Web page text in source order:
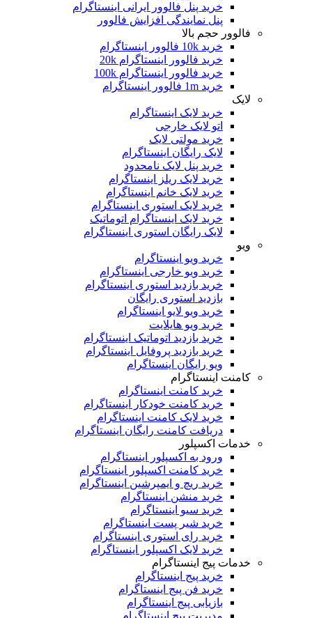
خرید پنل فالوور ایرانی اینستاگرام
پنل نمایندگی افزایش فالوور
فالوور حجم بالا
خرید 10k فالوور اینستاگرام
خرید فالوور اینستاگرام 20k
خرید فالوور اینستاگرام 100k
خرید 1m فالوور اینستاگرام
لایک
خرید لایک اینستاگرام
اتو لایک خارجی
خرید مولتی لایک
لایک رایگان اینستاگرام
خرید پنل لایک نامحدود
خرید لایک ریلز اینستاگرام
خرید لایک خانم اینستاگرام
خرید لایک استوری اینستاگرام
خرید لایک اینستاگرام اتوماتیک
لایک رایگان استوری اینستاگرام
ویو
خرید ویو اینستاگرام
خرید ویو خارجی اینستاگرام
خرید بازدید استوری اینستاگرام
بازدید استوری رایگان
خرید ویو لایو اینستاگرام
خرید ویو هایلایت
خرید بازدید اتوماتیک اینستاگرام
خرید بازدید پروفایل اینستاگرام
ویو رایگان اینستاگرام
کامنت اینستاگرام
خرید کامنت اینستاگرام
خرید کامنت خودکار اینستاگرام
خرید لایک کامنت اینستاگرام
دریافت کامنت رایگان اینستاگرام
خدمات اکسپلور
ورود به اکسپلور اینستاگرام
خرید کامنت اکسپلور اینستاگرام
خرید ریچ و ایمپرشین اینستاگرام
خرید منشن اینستاگرام
خرید سیو اینستاگرام
خرید شیر پست اینستاگرام
خرید رای استوری اینستاگرام
خرید لایک اکسپلور اینستاگرام
خدمات پیج اینستاگرام
خرید پیج اینستاگرام
خرید فن پیج اینستاگرام
بازیابی پیج اینستاگرام
مدیریت پیج اینستاگرام